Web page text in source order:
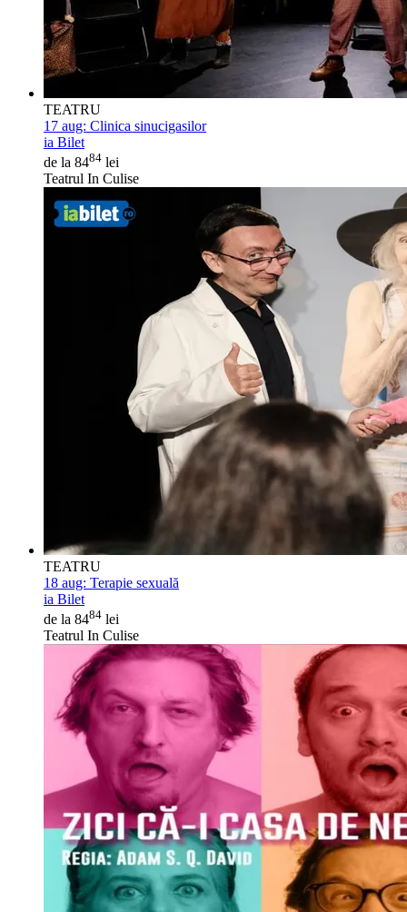
TEATRU
17 aug: Clinica sinucigasilor
ia Bilet
de la 8484 lei
Teatrul In Culise
TEATRU
18 aug: Terapie sexuală
ia Bilet
de la 8484 lei
Teatrul In Culise